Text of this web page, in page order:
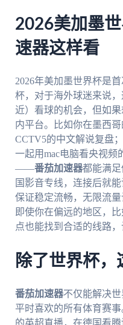
2026美加墨
速器这样看
2026年美加墨世界杯是
杯，对于海外球迷来说
近）看球的机会，但如
内平台。比如你在墨西
CCTV5的中文解说复盘
一起用mac电脑看央视频
——番茄加速器都能满
国影音专线，连接后就
保证稳定流畅，无限流量
即使你在偏远的地区，
点也能找到合适的线路
除了世界杯
番茄加速器不仅能解决
平时喜欢的所有体育赛
的英超直播，在德国看